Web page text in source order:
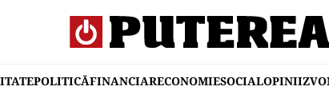
POLITICĂFINANCIARECONOMIESOCIALOPINII